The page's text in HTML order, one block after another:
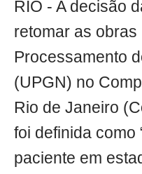
RIO - A decisão
retomar as
Processamento
(UPGN) no
Rio de Janeiro
foi definida como
paciente em